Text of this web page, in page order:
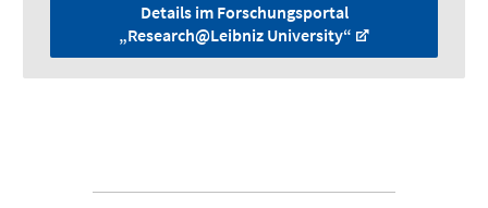
Details im Forschungsportal
„Research@Leibniz University“